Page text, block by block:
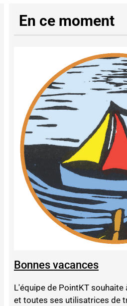
En ce moment
Bonnes vacances
L'équipe de PointKT
et toutes ses utilisatrices de